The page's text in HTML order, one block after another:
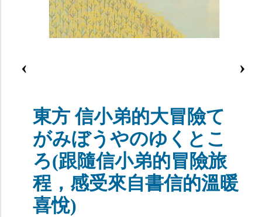
‹ ›
東方 信小弟的大冒險て
がみぼうやのゆくとこ
ろ(跟隨信小弟的冒險旅
程，感受來自書信的溫暖
喜悅)